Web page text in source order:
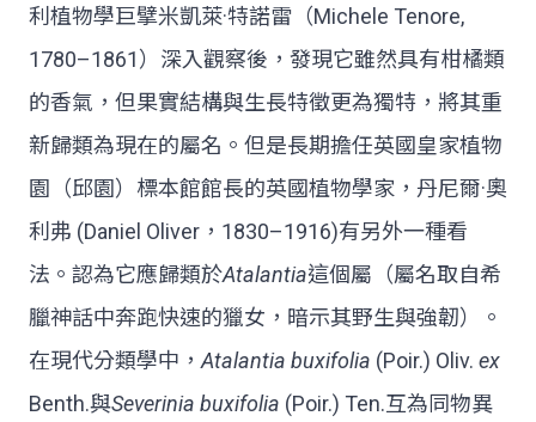
利植物學巨擘米凱萊·特諾雷（Michele Tenore,
1780–1861）深入觀察後，發現它雖然具有柑橘類
的香氣，但果實結構與生長特徵更為獨特，將其重
新歸類為現在的屬名。但是長期擔任英國皇家植物
園（邱園）標本館館長的英國植物學家，丹尼爾·奧
利弗 (Daniel Oliver，1830–1916)有另外一種看
法。認為它應歸類於Atalantia這個屬（屬名取自希
臘神話中奔跑快速的獵女，暗示其野生與強韌）。
在現代分類學中， Atalantia buxifolia (Poir.) Oliv. ex
Benth.與Severinia buxifolia (Poir.) Ten.互為同物異